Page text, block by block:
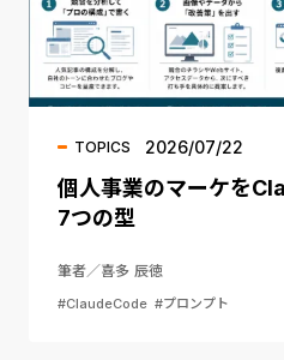
TOPICS 2026/07/22
個人事業のマーケを
7つの型
筆者／喜多 辰徳
#ClaudeCode #プロンプト